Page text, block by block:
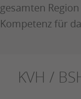
gesamten
Kompetenz für
KVH /